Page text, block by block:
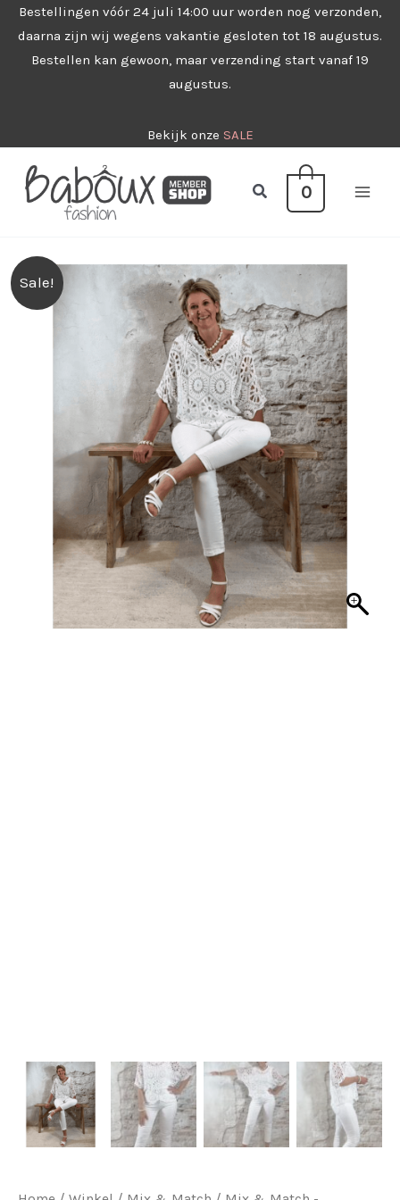
naar
Bestellingen vóór 24 juli 14:00 uur worden nog verzonden,
daarna zijn wij wegens vakantie gesloten tot 18 augustus.
Bestellen kan gewoon, maar verzending start vanaf 19
augustus.
Bekijk onze SALE
Zoeken0
Sale!